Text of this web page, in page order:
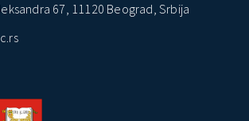
67, 11120 Beograd, Srbija